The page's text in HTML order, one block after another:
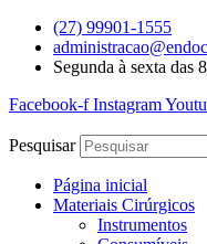
para
(27) 99901-1555
Segunda à sexta das
Facebook-f Instagram
Pesquisar
Página inicial
Materiais Cirúrgicos
Instrumentos